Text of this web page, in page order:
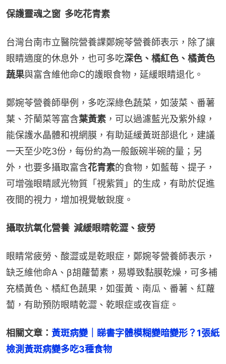
保護靈魂之窗  多吃花青素
台灣台南市立醫院營養課鄭婉苓營養師表示，除了讓
眼睛適度的休息外，也可多吃深色、橘紅色、橘黃色
蔬果與富含維他命C的護眼食物，延緩眼睛退化。
鄭婉苓營養師舉例，多吃深綠色蔬菜，如菠菜、番薯
葉、芥蘭菜等富含葉黃素 ，可以過濾藍光及紫外線，
能保護水晶體和視網膜，有助延緩黃斑部退化，建議
一天至少吃3份，每份約為一般飯碗半碗的量；另
外，也要多攝取富含花青素的食物，如藍莓、提子，
可增強眼睛感光物質「視紫質」的生成，有助於促進
夜間的視力，增加視覺敏銳度。
攝取抗氧化營養  減緩眼睛乾澀、疲勞
眼睛常疲勞、酸澀或是乾眼症，鄭婉苓營養師表示，
缺乏維他命A、β胡蘿蔔素，易導致黏膜乾燥，可多補
充橘黃色、橘紅色蔬果，如蛋黃、南瓜、番薯、紅蘿
蔔，有助預防眼睛乾澀、乾眼症或夜盲症。
相關文章： 黃斑病變｜睇書字體模糊變暗變形？1張紙
檢測黃斑病變多吃3種食物